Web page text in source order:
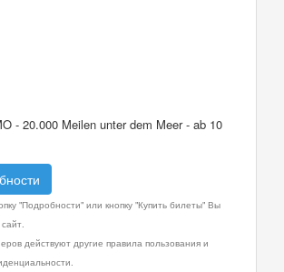
- 20.000 Meilen unter dem Meer - ab 10
"Подробности" или кнопку "Купить билеты" Вы
действуют другие правила пользования и